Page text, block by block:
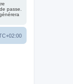
passe.